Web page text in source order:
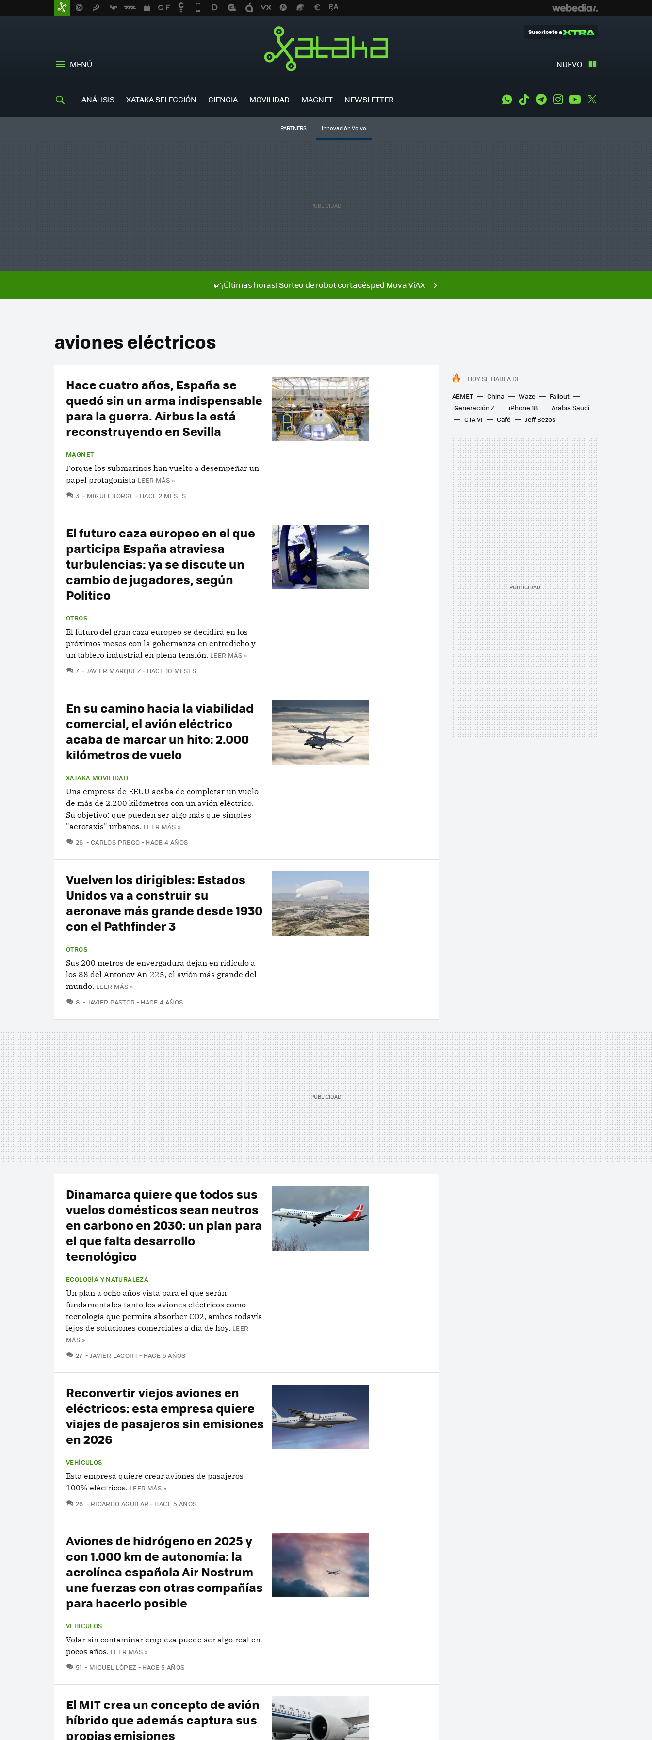
MENÚ NUEVO
Suscríbete a
ANÁLISIS XATAKA SELECCIÓN CIENCIA MOVILIDAD MAGNET NEWSLETTER WhatsApp
Tiktok TelegramInstagramYoutube
PARTNERS Innovación Volvo
🌿¡Últimas horas! Sorteo de robot cortacésped Mova ViAX
aviones eléctricos
HOY SE HABLA DE
AEMET
China Waze
Fallout
Generación Z
iPhone 18
Arabia Saudí
GTA VI
Café Jeff Bezos
Hace cuatro años, España se
quedó sin un arma indispensable
para la guerra. Airbus la está
reconstruyendo en Sevilla
MAGNET
Porque los submarinos han vuelto a desempeñar un
papel protagonista LEER MÁS »
3 COMENTARIOS
MIGUEL JORGE HACE 2 MESES
El futuro caza europeo en el que
participa España atraviesa
turbulencias: ya se discute un
cambio de jugadores, según
Politico
OTROS
El futuro del gran caza europeo se decidirá en los
próximos meses con la gobernanza en entredicho y
un tablero industrial en plena tensión. LEER MÁS »
7 COMENTARIOS
JAVIER MARQUEZ HACE 10 MESES
En su camino hacia la viabilidad
comercial, el avión eléctrico
acaba de marcar un hito: 2.000
kilómetros de vuelo
XATAKA MOVILIDAD
Una empresa de EEUU acaba de completar un vuelo
de más de 2.200 kilómetros con un avión eléctrico.
Su objetivo: que pueden ser algo más que simples
"aerotaxis" urbanos. LEER MÁS »
26 COMENTARIOS
CARLOS PREGO HACE 4 AÑOS
Vuelven los dirigibles: Estados
Unidos va a construir su
aeronave más grande desde 1930
con el Pathfinder 3
OTROS
Sus 200 metros de envergadura dejan en ridículo a
los 88 del Antonov An-225, el avión más grande del
mundo. LEER MÁS »
8 COMENTARIOS
JAVIER PASTOR HACE 4 AÑOS
Dinamarca quiere que todos sus
vuelos domésticos sean neutros
en carbono en 2030: un plan para
el que falta desarrollo
tecnológico
ECOLOGÍA Y NATURALEZA
Un plan a ocho años vista para el que serán
fundamentales tanto los aviones eléctricos como
tecnología que permita absorber CO2, ambos todavía
lejos de soluciones comerciales a día de hoy. LEER
MÁS »
27 COMENTARIOS
JAVIER LACORT HACE 5 AÑOS
Reconvertir viejos aviones en
eléctricos: esta empresa quiere
viajes de pasajeros sin emisiones
en 2026
VEHÍCULOS
Esta empresa quiere crear aviones de pasajeros
100% eléctricos. LEER MÁS »
26 COMENTARIOS
RICARDO AGUILAR HACE 5 AÑOS
Aviones de hidrógeno en 2025 y
con 1.000 km de autonomía: la
aerolínea española Air Nostrum
une fuerzas con otras compañías
para hacerlo posible
VEHÍCULOS
Volar sin contaminar empieza puede ser algo real en
pocos años. LEER MÁS »
51 COMENTARIOS
MIGUEL LÓPEZ HACE 5 AÑOS
El MIT crea un concepto de avión
híbrido que además captura sus
propias emisiones